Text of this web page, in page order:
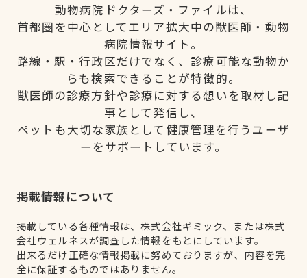
動物病院ドクターズ・ファイルは、
首都圏を中心としてエリア拡大中の獣医師・動物
病院情報サイト。
路線・駅・行政区だけでなく、診療可能な動物か
らも検索できることが特徴的。
獣医師の診療方針や診療に対する想いを取材し記
事として発信し、
ペットも大切な家族として健康管理を行うユーザ
ーをサポートしています。
掲載情報について
掲載している各種情報は、株式会社ギミック、または株式
会社ウェルネスが調査した情報をもとにしています。
出来るだけ正確な情報掲載に努めておりますが、内容を完
全に保証するものではありません。